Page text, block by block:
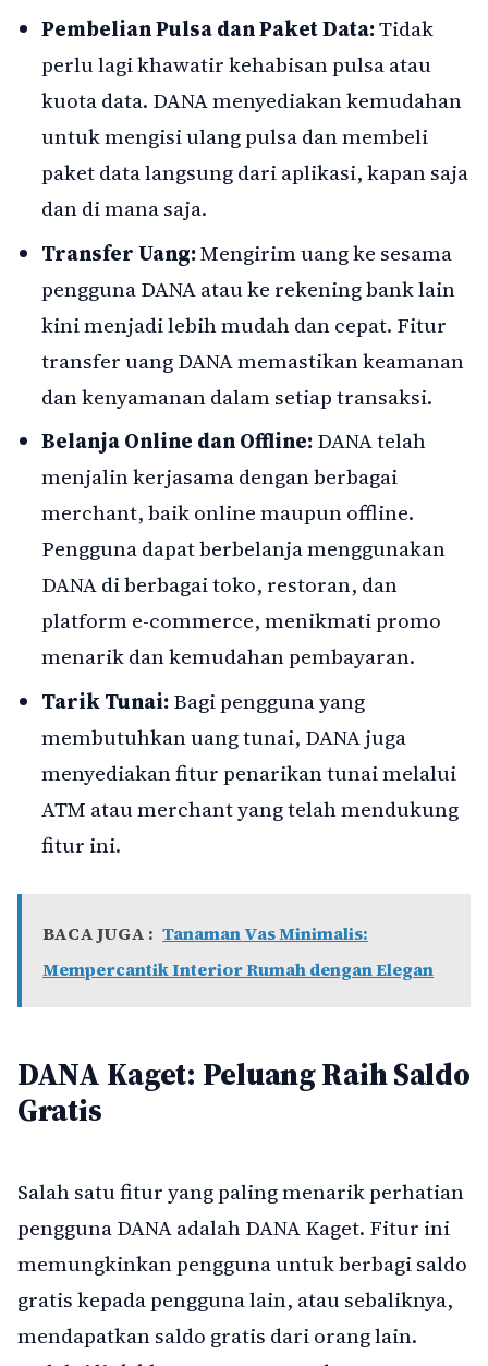
Pembelian Pulsa dan Paket Data:Tidak
perlu lagi khawatir kehabisan pulsa atau
kuota data. DANA menyediakan kemudahan
untuk mengisi ulang pulsa dan membeli
paket data langsung dari aplikasi, kapan saja
dan di mana saja.
Transfer Uang:Mengirim uang ke sesama
pengguna DANA atau ke rekening bank lain
kini menjadi lebih mudah dan cepat. Fitur
transfer uang DANA memastikan keamanan
dan kenyamanan dalam setiap transaksi.
Belanja Online dan Offline:DANA telah
menjalin kerjasama dengan berbagai
merchant, baik online maupun offline.
Pengguna dapat berbelanja menggunakan
DANA di berbagai toko, restoran, dan
platform e-commerce, menikmati promo
menarik dan kemudahan pembayaran.
Tarik Tunai:Bagi pengguna yang
membutuhkan uang tunai, DANA juga
menyediakan fitur penarikan tunai melalui
ATM atau merchant yang telah mendukung
fitur ini.
BACA JUGA : Tanaman Vas Minimalis:
Mempercantik Interior Rumah dengan Elegan
DANA Kaget: Peluang Raih Saldo
Gratis
Salah satu fitur yang paling menarik perhatian
pengguna DANA adalah DANA Kaget. Fitur ini
memungkinkan pengguna untuk berbagi saldo
gratis kepada pengguna lain, atau sebaliknya,
mendapatkan saldo gratis dari orang lain.